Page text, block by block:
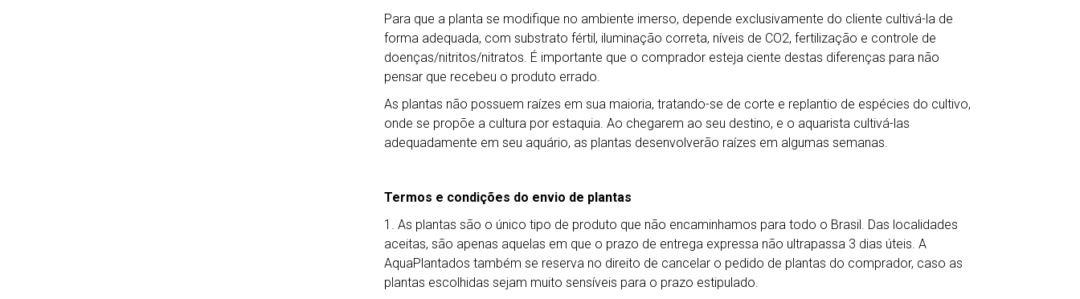
Para que a planta se modifique no ambiente imerso, depende exclusivamente do cliente cultivá-la de
forma adequada, com substrato fértil, iluminação correta, níveis de CO2, fertilização e controle de
doenças/nitritos/nitratos. É importante que o comprador esteja ciente destas diferenças para não
pensar que recebeu o produto errado.
As plantas não possuem raízes em sua maioria, tratando-se de corte e replantio de espécies do cultivo,
onde se propõe a cultura por estaquia. Ao chegarem ao seu destino, e o aquarista cultivá-las
adequadamente em seu aquário, as plantas desenvolverão raízes em algumas semanas.
Termos e condições do envio de plantas
1. As plantas são o único tipo de produto que não encaminhamos para todo o Brasil. Das localidades
aceitas, são apenas aquelas em que o prazo de entrega expressa não ultrapassa 3 dias úteis. A
AquaPlantados também se reserva no direito de cancelar o pedido de plantas do comprador, caso as
plantas escolhidas sejam muito sensíveis para o prazo estipulado.